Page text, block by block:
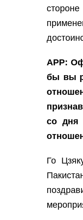
APP:
бы вы
со дня
Го